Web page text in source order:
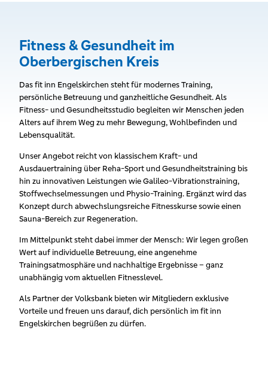
Fitness & Gesundheit im
Oberbergischen Kreis
Das fit inn Engelskirchen steht für modernes Training,
persönliche Betreuung und ganzheitliche Gesundheit. Als
Fitness- und Gesundheitsstudio begleiten wir Menschen jeden
Alters auf ihrem Weg zu mehr Bewegung, Wohlbefinden und
Lebensqualität.
Unser Angebot reicht von klassischem Kraft- und
Ausdauertraining über Reha-Sport und Gesundheitstraining bis
hin zu innovativen Leistungen wie Galileo-Vibrationstraining,
Stoffwechselmessungen und Physio-Training. Ergänzt wird das
Konzept durch abwechslungsreiche Fitnesskurse sowie einen
Sauna-Bereich zur Regeneration.
Im Mittelpunkt steht dabei immer der Mensch: Wir legen großen
Wert auf individuelle Betreuung, eine angenehme
Trainingsatmosphäre und nachhaltige Ergebnisse – ganz
unabhängig vom aktuellen Fitnesslevel.
Als Partner der Volksbank bieten wir Mitgliedern exklusive
Vorteile und freuen uns darauf, dich persönlich im fit inn
Engelskirchen begrüßen zu dürfen.